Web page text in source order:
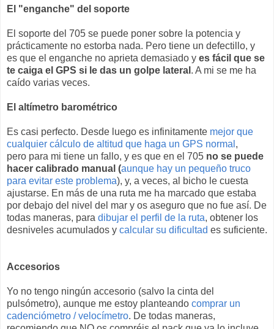
El "enganche" del soporte
El soporte del 705 se puede poner sobre la potencia y
prácticamente no estorba nada. Pero tiene un defectillo, y
es que el enganche no aprieta demasiado y es fácil que se
te caiga el GPS si le das un golpe lateral . A mi se me ha
caído varias veces.
El altímetro barométrico
Es casi perfecto. Desde luego es infinitamente mejor que
cualquier cálculo de altitud que haga un GPS normal ,
pero para mi tiene un fallo, y es que en el 705 no se puede
hacer calibrado manual (aunque hay un pequeño truco
para evitar este problema), y, a veces, al bicho le cuesta
ajustarse. En más de una ruta me ha marcado que estaba
por debajo del nivel del mar y os aseguro que no fue así. De
todas maneras, para dibujar el perfil de la ruta, obtener los
desniveles acumulados y calcular su dificultad es suficiente.
Accesorios
Yo no tengo ningún accesorio (salvo la cinta del
pulsómetro), aunque me estoy planteando comprar un
cadenciómetro / velocímetro. De todas maneras,